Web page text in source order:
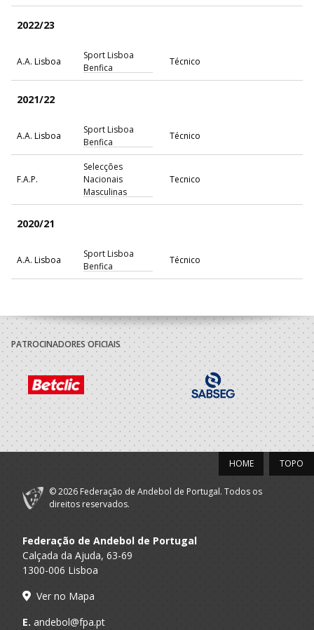
2022/23
A.A. Lisboa
Sport Lisboa
Benfica
Técnico
2021/22
A.A. Lisboa
Sport Lisboa
Benfica
Técnico
F.A.P.
Selecções
Nacionais
Masculinas
Tecnico
2020/21
A.A. Lisboa
Sport Lisboa
Benfica
Técnico
A.A. Lisboa
Sporting Clube
Portugal
Técnico
2017/18
A.A. Lisboa
Sporting Clube
Portugal
Técnico
2016/17
Portugal
A.A. Lisboa
Sporting Clube
Portugal
2014/15
Sporting Clube
PATROCINADORES OFICIAIS
TOPO
HOME
© 2026 Federação de Andebol de Portugal. Todos os
direitos reservados.
Federação de Andebol de Portugal
Calçada da Ajuda, 63-69
1300-006 Lisboa
Ver no Mapa
E. andebol@fpa.pt